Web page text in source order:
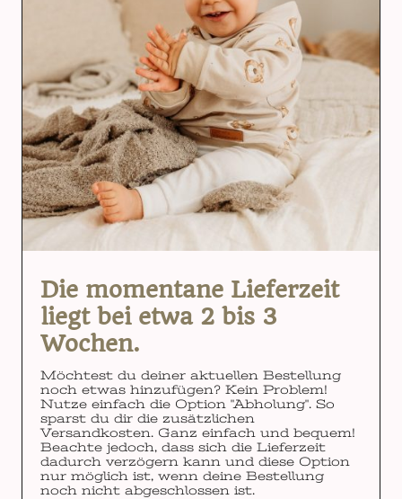
Die momentane Lieferzeit
liegt bei etwa 2 bis 3
Wochen.
Möchtest du deiner aktuellen Bestellung
noch etwas hinzufügen? Kein Problem!
Nutze einfach die Option "Abholung". So
sparst du dir die zusätzlichen
Versandkosten. Ganz einfach und bequem!
Beachte jedoch, dass sich die Lieferzeit
dadurch verzögern kann und diese Option
nur möglich ist, wenn deine Bestellung
noch nicht abgeschlossen ist.